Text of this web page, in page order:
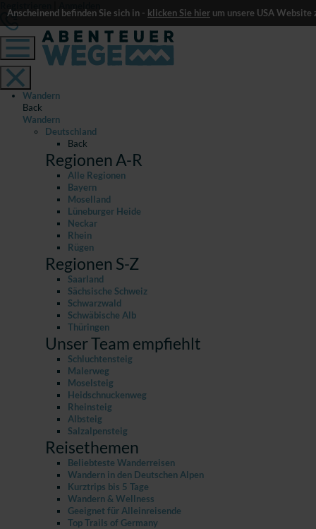
Anscheinend befinden Sie sich in - klicken Sie hier um unsere USA Website
Wandern
Back
Wandern
Deutschland
Back
Regionen A-R
Alle Regionen
Bayern
Moselland
Lüneburger Heide
Neckar
Rhein
Rügen
Regionen S-Z
Saarland
Sächsische Schweiz
Schwarzwald
Schwäbische Alb
Thüringen
Unser Team empfiehlt
Schluchtensteig
Malerweg
Moselsteig
Heidschnuckenweg
Rheinsteig
Albsteig
Salzalpensteig
Reisethemen
Beliebteste Wanderreisen
Wandern in den Deutschen Alpen
Kurztrips bis 5 Tage
Wandern & Wellness
Geeignet für Alleinreisende
Top Trails of Germany